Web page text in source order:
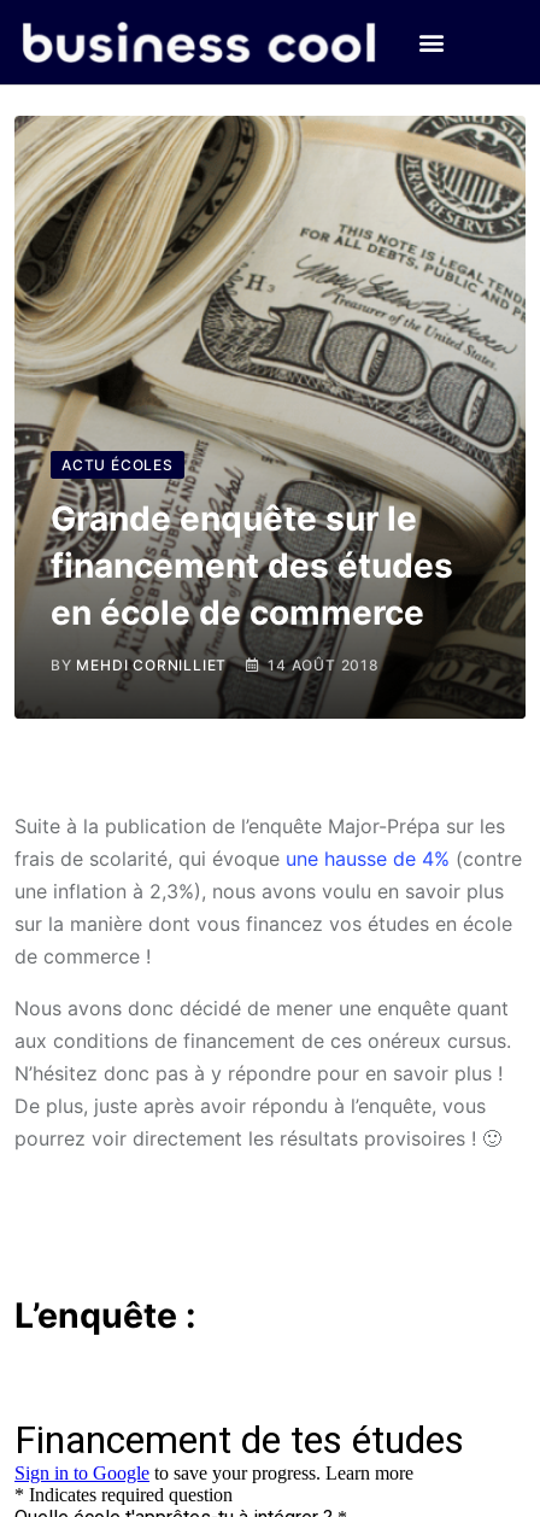
ACTU ÉCOLES
Grande enquête sur le
financement des études
en école de commerce
BY MEHDI CORNILLIET 14 AOÛT 2018
Suite à la publication de l’enquête Major-Prépa sur les
frais de scolarité, qui évoque une hausse de 4% (contre
une inflation à 2,3%), nous avons voulu en savoir plus
sur la manière dont vous financez vos études en école
de commerce !
Nous avons donc décidé de mener une enquête quant
aux conditions de financement de ces onéreux cursus.
N’hésitez donc pas à y répondre pour en savoir plus !
De plus, juste après avoir répondu à l’enquête, vous
pourrez voir directement les résultats provisoires ! 🙂
L’enquête :